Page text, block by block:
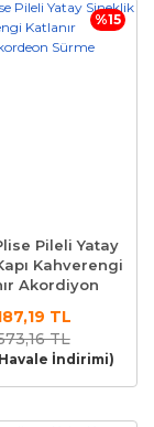
%15
Pileli Yatay
Kahverengi
Akordiyon
TL
TL
İndirimi)